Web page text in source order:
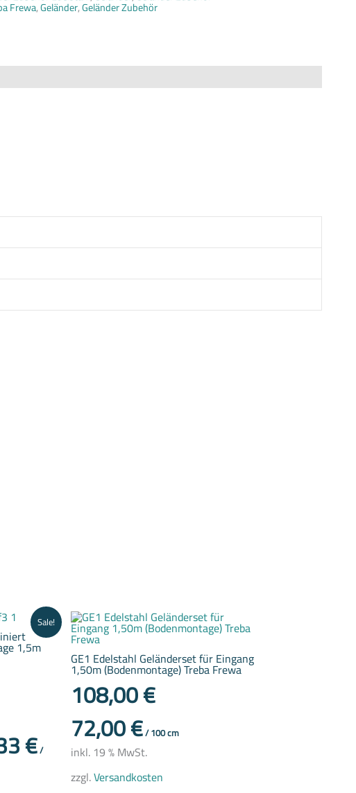
Frewa,Geländer,Geländer Zubehör
Sale!
1,5m
€/
GE1 Edelstahl Geländerset für Eingang
1,50m (Bodenmontage) Treba Frewa
108,00€
72,00€/100cm
inkl. 19 % MwSt.
zzgl.Versandkosten